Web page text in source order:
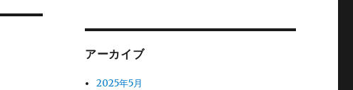
アーカイブ
2025年5月